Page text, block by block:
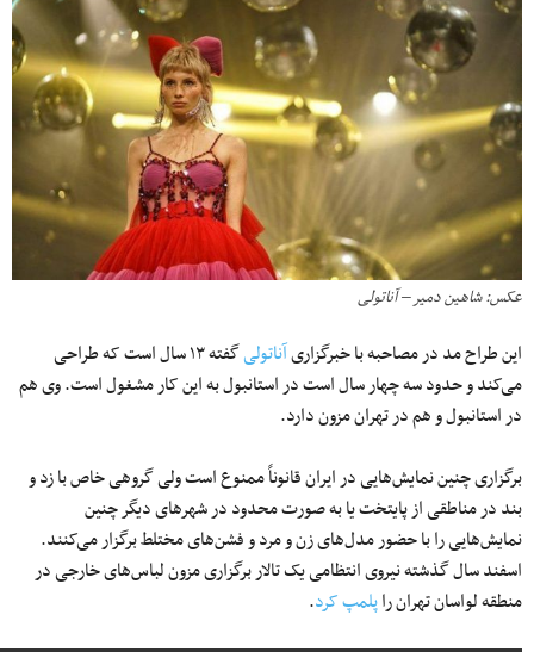
عکس: شاهین دمیر – آناتولی
این طراح مد در مصاحبه با خبرگزاریآناتولی
گفته ۱۳ سال است که طراحی
می‌‌کند و حدود سه چهار سال است در استانبول به این کار مشغول است. وی هم
در استانبول و هم در تهران مزون دارد.
برگزاری چنین نمایش‌‌هایی در ایران قانوناً ممنوع است ولی گروهی خاص با زد و
بند در مناطقی از پایتخت یا به صورت محدود در شهرهای دیگر چنین
نمایش‌‌هایی را با حضور مدل‌های زن و مرد و فشن‌‌های مختلط برگزار می‌‌کنند.
اسفند سال گذشته نیروی انتظامی یک تالار برگزاری مزون لباس‌های خارجی در
منطقه لواسان تهران راپلمپ کرد.